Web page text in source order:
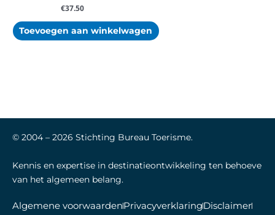
€37.50
Toevoegen aan winkelwagen
© 2004 – 2026 Stichting Bureau Toerisme.
Kennis en expertise in destinatieontwikkeling ten behoeve
van het algemeen belang.
Algemene voorwaardenPrivacyverklaringDisclaimer